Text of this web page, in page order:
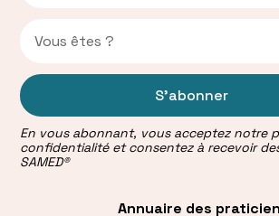
S'abonner
En vous abonnant, vous acceptez notre
confidentialité et consentez à recevoir
SAMED®
Annuaire des